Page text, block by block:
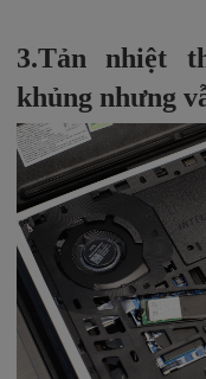
3.Tản nhiệt
khủng nhưng